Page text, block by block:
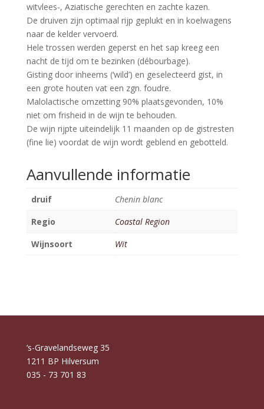
witvlees-, Aziatische gerechten en zachte kazen.
De druiven zijn optimaal rijp geplukt en in koelwagens
naar de kelder vervoerd.
Hele trossen werden geperst en het sap kreeg een
nacht de tijd om te bezinken (débourbage).
Gisting door inheems (‘wild’) en geselecteerd gist, in
een grote houten vat een zgn. foudre.
Malolactische omzetting 90% plaatsgevonden, 10%
niet om frisheid in de wijn te behouden.
De wijn rijpte uiteindelijk 11 maanden op de gistresten
(fine lie) voordat de wijn wordt geblend en gebotteld.
Aanvullende informatie
druif
Chenin blanc
Regio
Coastal Region
Wijnsoort
Wit
‘s-Gravelandseweg 35
1211 BP Hilversum
035 - 73 701 83